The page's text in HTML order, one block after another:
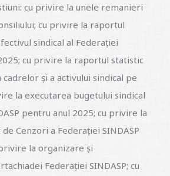
cu privire la unele remanieri
cu privire la raportul
sindical al Federației
cu privire la raportul statistic
și a activului sindical pe
la executarea bugetului sindical
pentru anul 2025; cu privire la
Cenzori a Federației SINDASP
la organizare și
Federației SINDASP; cu